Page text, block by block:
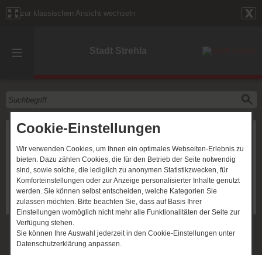
Cookie-Einstellungen
Wir verwenden Cookies, um Ihnen ein optimales Webseiten-Erlebnis zu
bieten. Dazu zählen Cookies, die für den Betrieb der Seite notwendig
sind, sowie solche, die lediglich zu anonymen Statistikzwecken, für
Komforteinstellungen oder zur Anzeige personalisierter Inhalte genutzt
werden. Sie können selbst entscheiden, welche Kategorien Sie
zulassen möchten. Bitte beachten Sie, dass auf Basis Ihrer
Einstellungen womöglich nicht mehr alle Funktionalitäten der Seite zur
Verfügung stehen.
Sie können Ihre Auswahl jederzeit in den Cookie-Einstellungen unter
Datenschutzerklärung anpassen.
zur klassischen Ansicht wechseln
Stadt Strehla
Bäckerei und Cafe Behnisch
KONTAKT
Markt 3
01616 Strehla
(035264) 90611